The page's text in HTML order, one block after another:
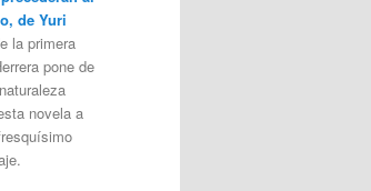
de Yuri
la primera
pone de
novela a